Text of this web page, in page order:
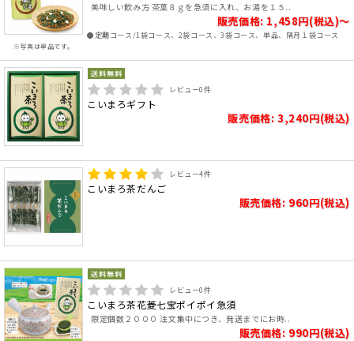
※写真は単品です。
美味しい飲み方 茶葉８ｇを急須に入れ、お湯を１５..
販売価格: 1,458円(税込)～
●定期コース/1袋コース、2袋コース、3袋コース、単品、隔月１袋コース
レビュー0件
こいまろギフト
販売価格: 3,240円(税込)
レビュー4件
こいまろ茶だんご
販売価格: 960円(税込)
レビュー0件
こいまろ茶花菱七宝ポイポイ急須
限定個数２０００ 注文集中につき、発送までにお時..
販売価格: 990円(税込)